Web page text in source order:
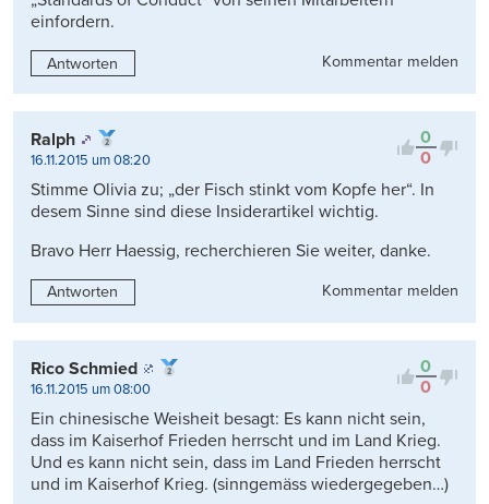
einfordern.
Antworten Kommentar melden
0
0
Ralph
16.11.2015 um 08:20
Stimme Olivia zu; „der Fisch stinkt vom Kopfe her“. In
desem Sinne sind diese Insiderartikel wichtig.
Bravo Herr Haessig, recherchieren Sie weiter, danke.
Antworten Kommentar melden
0
0
Rico Schmied
16.11.2015 um 08:00
Ein chinesische Weisheit besagt: Es kann nicht sein,
dass im Kaiserhof Frieden herrscht und im Land Krieg.
Und es kann nicht sein, dass im Land Frieden herrscht
und im Kaiserhof Krieg. (sinngemäss wiedergegeben…)